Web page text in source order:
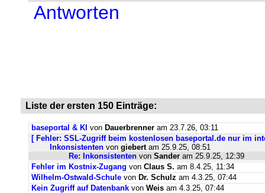
Antworten
Liste der ersten 150 Einträge:
baseportal & KI von Dauerbrenner am 23.7.26, 03:11
[ Fehler: SSL-Zugriff beim kostenlosen baseportal.de nur im
Inkonsistenten von giebertam 25.9.25, 08:51
Re: Inkonsistenten von Sander am 25.9.25, 12:39
Fehler im Kostnix-Zugang von Claus S. am 8.4.25, 11:34
Wilhelm-Ostwald-Schule von Dr. Schulz am 4.3.25, 07:44
Kein Zugriff auf Datenbank von Weis am 4.3.25, 07:44